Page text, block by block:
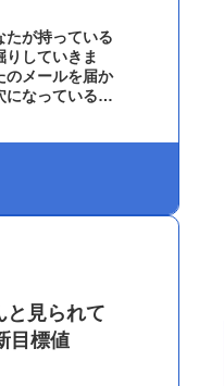
たが持っている
りしていきま
のメールを届か
になっている可
と見られて
目標値